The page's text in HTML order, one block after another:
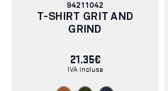
Codice
articolo:
94211042
T-SHIRT GRIT AND
GRIND
21.35€
IVA inclusa